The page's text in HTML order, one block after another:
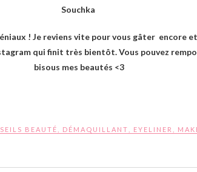
Souchka
! Je reviens vite pour vous gâter encore
qui finit très bientôt. Vous pouvez
bisous mes beautés <3
BEAUTÉ DÉMAQUILLANT EYELINER